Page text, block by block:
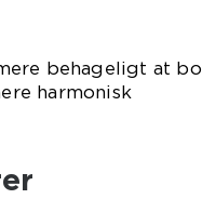
behageligt at bo
harmonisk